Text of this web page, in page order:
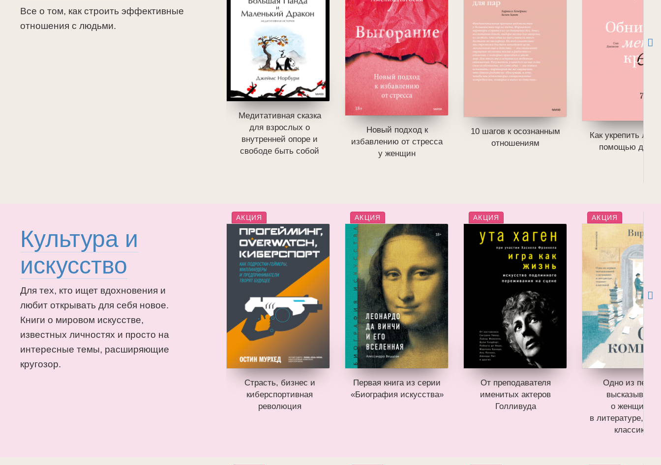
Все о том, как строить эффективные
отношения с людьми.
Медитативная сказка
для взрослых о
внутренней опоре и
свободе быть собой
Новый подход к
избавлению от стресса
у женщин
10 шагов к осознанным
отношениям
Как укрепить
помощью
Культура и
искусство
Для тех, кто ищет вдохновения и
любит открывать для себя новое.
Книги о мировом искусстве,
известных личностях и просто на
интересные темы, расширяющие
кругозор.
АКЦИЯ
Страсть, бизнес и
киберспортивная
революция
АКЦИЯ
Первая книга из серии
«Биография искусства»
АКЦИЯ
От преподавателя
именитых актеров
Голливуда
АКЦИЯ
Одно из
о женщинах
в литературе,
классикой